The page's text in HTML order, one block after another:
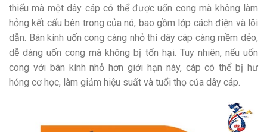
thiểu mà một dây cáp có thể được uốn cong mà không làm
hỏng kết cấu bên trong của nó, bao gồm lớp cách điện và lõi
dẫn. Bán kính uốn cong càng nhỏ thì dây cáp càng mềm dẻo,
dễ dàng uốn cong mà không bị tổn hại. Tuy nhiên, nếu uốn
cong với bán kính nhỏ hơn giới hạn này, cáp có thể bị hư
hỏng cơ học, làm giảm hiệu suất và tuổi thọ của dây cáp.